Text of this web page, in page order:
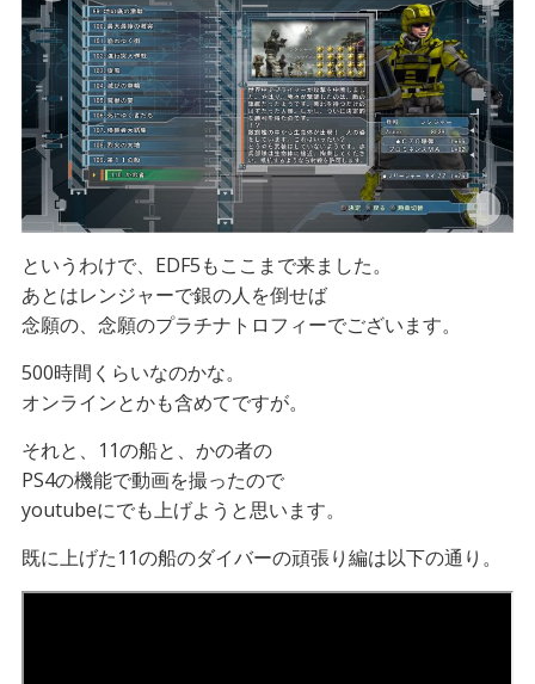
というわけで、EDF5もここまで来ました。
あとはレンジャーで銀の人を倒せば
念願の、念願のプラチナトロフィーでございます。
500時間くらいなのかな。
オンラインとかも含めてですが。
それと、11の船と、かの者の
PS4の機能で動画を撮ったので
youtubeにでも上げようと思います。
既に上げた11の船のダイバーの頑張り編は以下の通り。